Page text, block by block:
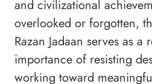
and civilizational
overlooked or forgotten,
Razan Jadaan serves as
importance of resisting
working toward